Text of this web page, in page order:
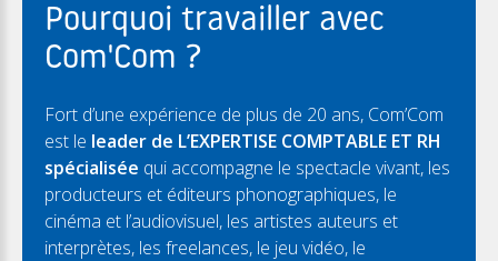
Pourquoi travailler avec
Com'Com ?
Fort d’une expérience de plus de 20 ans, Com’Com
est le leader de L’EXPERTISE COMPTABLE ET RH
spécialisée qui accompagne le spectacle vivant, les
producteurs et éditeurs phonographiques, le
cinéma et l’audiovisuel, les artistes auteurs et
interprètes, les freelances, le jeu vidéo, le